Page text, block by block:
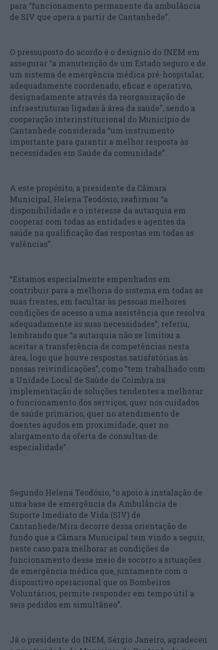
para “funcionamento permanente da ambulância
de SIV que opera a partir de Cantanhede”.
O pressuposto do acordo é o desígnio do INEM em
assegurar “a manutenção de um Estado seguro e de
um sistema de emergência médica pré-hospitalar,
adequadamente coordenado, eficaz e operativo,
designadamente através da reorganização de
infraestruturas ligadas à área da saúde”, sendo a
cooperação interinstitucional do Município de
Cantanhede considerada “um instrumento
importante para garantir a melhor resposta às
necessidades em Saúde da comunidade”.
A este propósito, a presidente da Câmara
Municipal, Helena Teodósio, reafirmou “a
disponibilidade e o interesse da autarquia em
cooperar com todas as entidades e agentes da
saúde na qualificação das respostas em todas as
valências”.
“Estamos especialmente empenhados em
contribuir para a melhoria do sistema em todas as
suas frentes, em facultar às pessoas melhores
condições de acesso a uma assistência que resolva
adequadamente as suas necessidades”, referiu,
lembrando que “a autarquia não se limitou a
aceitar a transferência de competências nesta
área, logo que houve respostas satisfatórias às
nossas reivindicações”, como “tem trabalhado com
a Unidade Local de Saúde de Coimbra na
implementação de soluções tendentes a melhorar
o funcionamento dos serviços, quer nos cuidados
de saúde primários, quer no atendimento de
doentes agudos em proximidade, quer no
alargamento da oferta de consultas de
especialidade”.
Segundo Helena Teodósio, “o apoio à instalação de
uma base de emergência da Ambulância de
Suporte Imediato de Vida (SIV) de
Cantanhede/Mira decorre dessa orientação de
fundo que a Câmara Municipal tem vindo a seguir,
neste caso para melhorar as condições de
funcionamento desse meio de socorro a situações
de emergência médica que, juntamente com o
dispositivo operacional que os Bombeiros
Voluntários, permite responder em tempo útil a
seis pedidos em simultâneo”.
Já o presidente do INEM, Sérgio Janeiro, agradeceu